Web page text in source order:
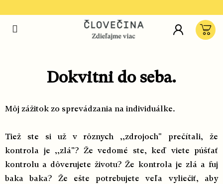
na
Dokvitni do seba.
Môj zážitok zo sprevádzania na individuálke.
Tiež ste si už v rôznych ,,zdrojoch" prečítali, že
kontrola je ,,zlá"? Že vedomé ste, keď viete púšťať
kontrolu a dôverujete životu? Že kontrola je zlá a fuj
baka baka? Že ešte potrebujete veľa vyliečiť, aby